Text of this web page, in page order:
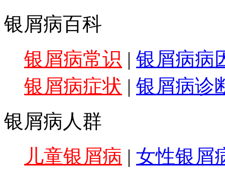
银屑病百科
银屑病常识 | 银屑病病
银屑病症状 | 银屑病诊
银屑病人群
儿童银屑病 | 女性银屑